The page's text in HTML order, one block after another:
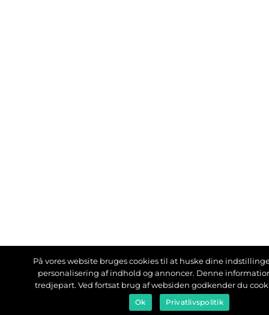
På vores website bruges cookies til at huske dine
personalisering af indhold og annoncer. Denne
tredjepart. Ved fortsat brug af websiden godkender du
Ok Privatlivspolitik